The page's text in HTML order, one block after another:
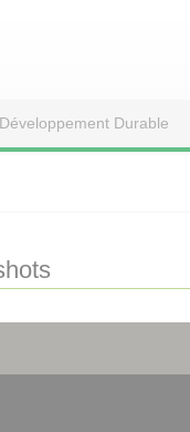
Développement Durable